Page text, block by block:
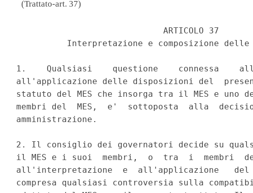
(Trattato-art. 37)
                             ARTICOLO 37
Interpretazione e composizione delle
1.    Qualsiasi    questione    connessa
all'applicazione delle disposizioni del
statuto del MES che insorga tra il MES e uno
membri del  MES,  e'  sottoposta  alla
amministrazione.
2. Il consiglio dei governatori decide su
il MES e i suoi  membri,  o  tra  i  membri
all'interpretazione  e  all'applicazione
compresa qualsiasi controversia sulla